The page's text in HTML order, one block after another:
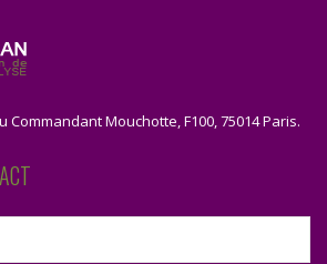
Commandant Mouchotte, F100, 75014 Paris.